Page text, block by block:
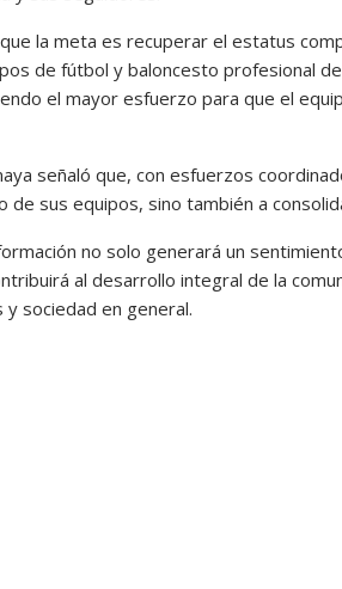
la meta es recuperar el estatus
de fútbol y baloncesto profesional
el mayor esfuerzo para que el
señaló que, con esfuerzos
de sus equipos, sino también a
no solo generará un
al desarrollo integral de la
y sociedad en general.